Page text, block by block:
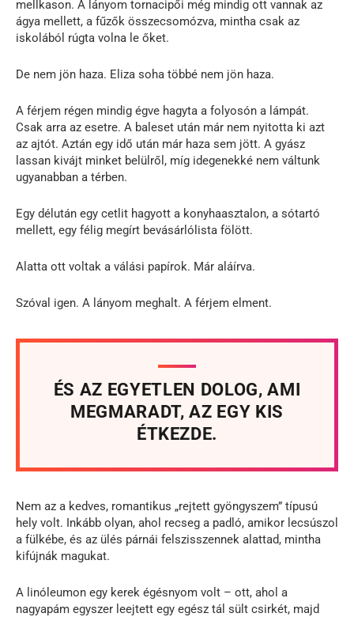
mellkason. A lányom tornacipői még mindig ott vannak az
ágya mellett, a fűzők összecsomózva, mintha csak az
iskolából rúgta volna le őket.
De nem jön haza. Eliza soha többé nem jön haza.
A férjem régen mindig égve hagyta a folyosón a lámpát.
Csak arra az esetre. A baleset után már nem nyitotta ki azt
az ajtót. Aztán egy idő után már haza sem jött. A gyász
lassan kivájt minket belülről, míg idegenekké nem váltunk
ugyanabban a térben.
Egy délután egy cetlit hagyott a konyhaasztalon, a sótartó
mellett, egy félig megírt bevásárlólista fölött.
Alatta ott voltak a válási papírok. Már aláírva.
Szóval igen. A lányom meghalt. A férjem elment.
ÉS AZ EGYETLEN DOLOG, AMI
MEGMARADT, AZ EGY KIS
ÉTKEZDE.
Nem az a kedves, romantikus „rejtett gyöngyszem” típusú
hely volt. Inkább olyan, ahol recseg a padló, amikor lecsúszol
a fülkébe, és az ülés párnái felszisszennek alattad, mintha
kifújnák magukat.
A linóleumon egy kerek égésnyom volt – ott, ahol a
nagyapám egyszer leejtett egy egész tál sült csirkét, majd